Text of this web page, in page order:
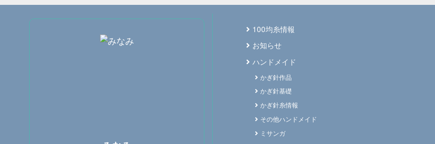
100均糸情報
お知らせ
ハンドメイド
かぎ針作品
かぎ針基礎
かぎ針糸情報
その他ハンドメイド
ミサンガ